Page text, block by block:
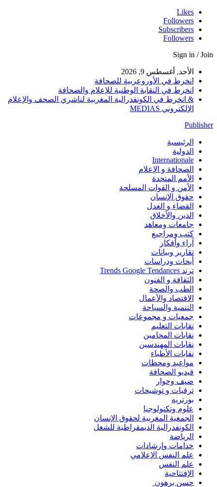
Likes
Followers
Subscribers
Followers
Sign in / Join
الأحد, أغسطس 9, 2026
انخرط في الأوروعربية للصحافة
انخرط في النقابة الوطنية للإعلام والصحافة
& انخرط في الكونفدرالية المغربية لناشري الصحف والإعلام
الإلكتروني MEDIAS
Publisher
الرئيسية
الدولية
Internationale
الصحافة و الإعلام
الأمم المتحدة
الأمن و القوات المسلحة
حقوق الإنسان
القضاء و العدل
الدين والأخلاق
جامعات ومعاهد
كتب ومراجيع
آراء وأفكار
تقارير وبيانات
أبحاث ودراسات
ترند Trends Google Tendances
الثقافة و الفنون
الطب والصحة
الاقتصاد والأعمال
التنمية والسياحة
جمعيات و مجموعات
نقابات التعليم
نقابات المحامين
نقابات المهندسين
نقابات الأطباء
مواعيد ومحطات
فيديو الصحافة
ضيف وحوار
ترقيات و توشيحات
بورتريه
علوم وتكنولوجيا
الجمعية المغربية لحقوق الإنسان
الكونفدرالية الديمقراطية للشغل
الرياضة
خدامات وإرشادات
علم النفس الإعلامي
علم النفس
الإفتتاحية
حسن برهون